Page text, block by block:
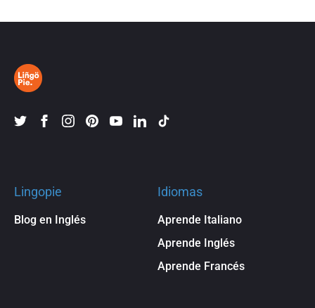
Lingopie
Blog en Inglés
Idiomas
Aprende Italiano
Aprende Inglés
Aprende Francés